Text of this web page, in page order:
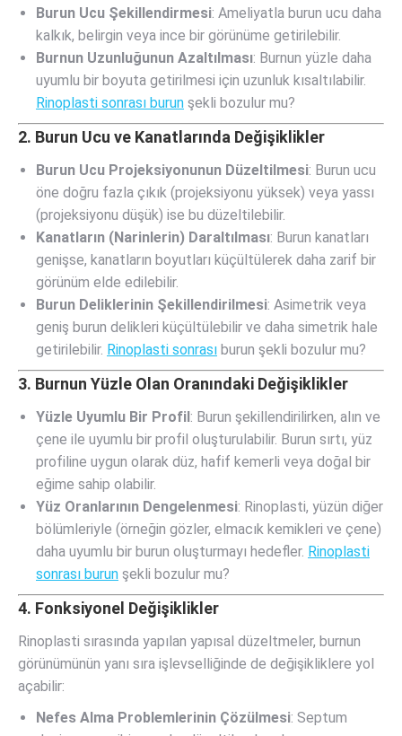
Burun Ucu Şekillendirmesi: Ameliyatla burun ucu daha
kalkık, belirgin veya ince bir görünüme getirilebilir.
Burnun Uzunluğunun Azaltılması: Burnun yüzle daha
uyumlu bir boyuta getirilmesi için uzunluk kısaltılabilir.
Rinoplasti sonrası burun şekli bozulur mu?
2. Burun Ucu ve Kanatlarında Değişiklikler
Burun Ucu Projeksiyonunun Düzeltilmesi: Burun ucu
öne doğru fazla çıkık (projeksiyonu yüksek) veya yassı
(projeksiyonu düşük) ise bu düzeltilebilir.
Kanatların (Narinlerin) Daraltılması: Burun kanatları
genişse, kanatların boyutları küçültülerek daha zarif bir
görünüm elde edilebilir.
Burun Deliklerinin Şekillendirilmesi: Asimetrik veya
geniş burun delikleri küçültülebilir ve daha simetrik hale
getirilebilir. Rinoplasti sonrası burun şekli bozulur mu?
3. Burnun Yüzle Olan Oranındaki Değişiklikler
Yüzle Uyumlu Bir Profil: Burun şekillendirilirken, alın ve
çene ile uyumlu bir profil oluşturulabilir. Burun sırtı, yüz
profiline uygun olarak düz, hafif kemerli veya doğal bir
eğime sahip olabilir.
Yüz Oranlarının Dengelenmesi: Rinoplasti, yüzün diğer
bölümleriyle (örneğin gözler, elmacık kemikleri ve çene)
daha uyumlu bir burun oluşturmayı hedefler. Rinoplasti
sonrası burun şekli bozulur mu?
4. Fonksiyonel Değişiklikler
Rinoplasti sırasında yapılan yapısal düzeltmeler, burnun
görünümünün yanı sıra işlevselliğinde de değişikliklere yol
açabilir:
Nefes Alma Problemlerinin Çözülmesi: Septum